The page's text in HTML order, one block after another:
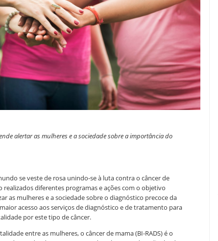
alertar as mulheres e a sociedade sobre a importância do
se veste de rosa unindo-se à luta contra o câncer de
realizados diferentes programas e ações com o objetivo
as mulheres e a sociedade sobre o diagnóstico precoce da
acesso aos serviços de diagnóstico e de tratamento para
por este tipo de câncer.
entre as mulheres, o câncer de mama (BI-RADS) é o